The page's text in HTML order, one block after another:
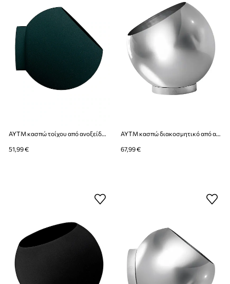
AYTM κασπώ τοίχου από ανοξείδωτο χάλυβα 17 x 15,4 cm
51,99 €
AYTM κασπώ διακοσμητικό από ανοξείδωτο χάλυβα 21 x 18,8 cm
67,99 €